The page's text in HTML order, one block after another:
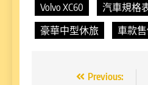
Volvo XC60
汽車規格
豪華中型休旅
車款
Previous: